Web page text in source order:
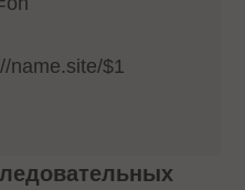
name.site/$1